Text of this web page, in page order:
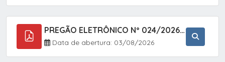
PREGÃO ELETRÔNICO Nº 024/2026 - AQUISIÇÃO DE GÁS MEDICINAL TIPO OXIGÊNIO (1,00 M3, 3,00 M3 E 10,00 M3), EM ATENDIMENTO À SECRETARIA MUNICIPAL DE SAÚDE, ATRAVÉS DO SISTEMA DE REGISTRO DE PREÇOS (SRP)
Data de abertura: 03/08/2026